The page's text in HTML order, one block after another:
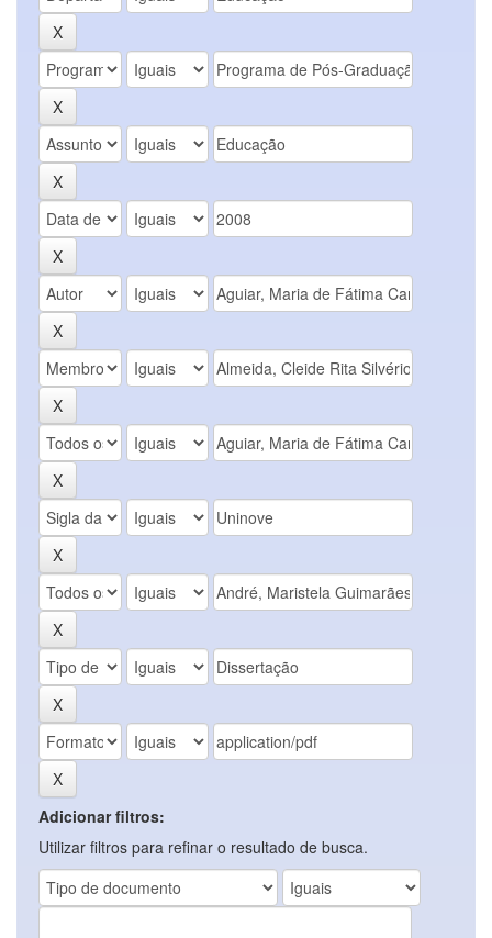
Adicionar filtros:
Utilizar filtros para refinar o resultado de busca.